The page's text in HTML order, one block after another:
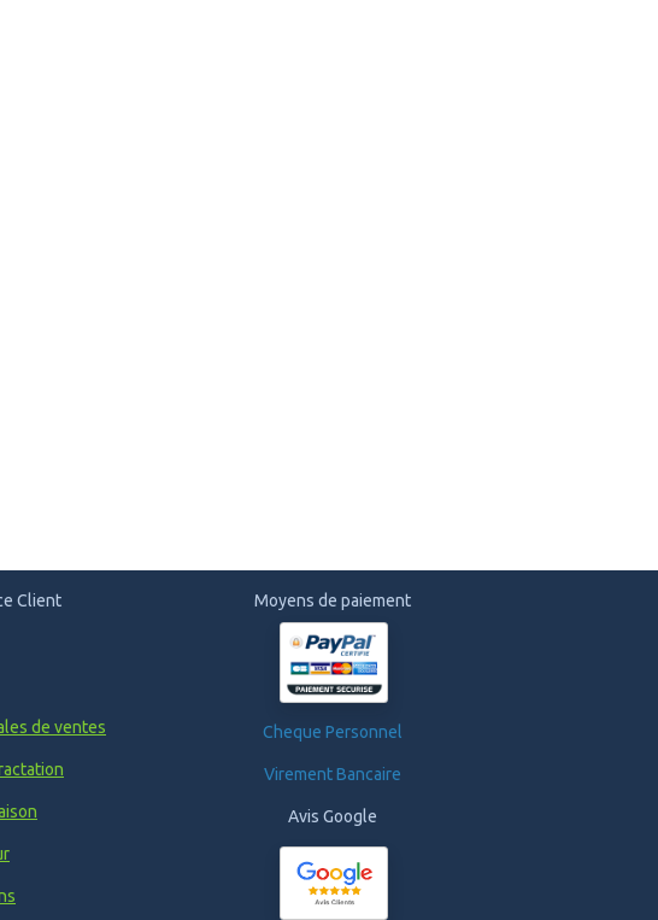
Client
de ventes
Moyens de paiement
Cheque Personnel
Virement Bancaire
Avis Google